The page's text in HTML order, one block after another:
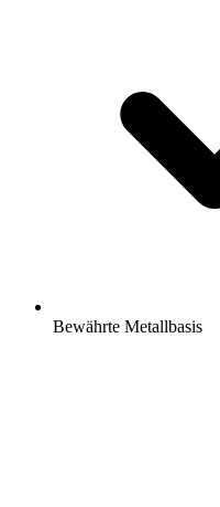
Bewährte Metallbasis